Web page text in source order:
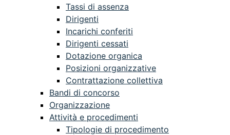
Tassi di assenza
Dirigenti
Incarichi conferiti
Dirigenti cessati
Dotazione organica
Posizioni organizzative
Contrattazione collettiva
Bandi di concorso
Organizzazione
Attività e procedimenti
Tipologie di procedimento